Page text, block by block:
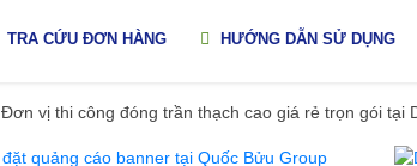
TRA CỨU ĐƠN HÀNG HƯỚNG DẪN SỬ DỤNG
Đơn vị thi công đóng trần thạch cao giá rẻ trọn gói tại